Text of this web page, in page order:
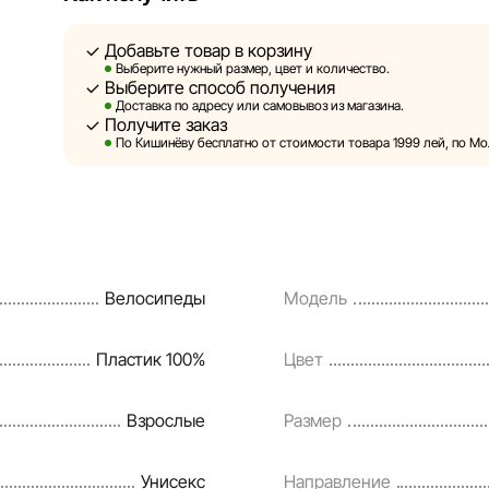
Sportlandia оставляет за собой право в
предварительного уведомления вносить
и потребительские свойства товаров.
являются смоделированными и служат
информация о товарах предоставляется в
своевременно выявлять и исправлять возможные
Добавьте товар в корзину
Выберите нужный размер, цвет и количество.
Выберите способ получения
Доставка по адресу или самовывоз из магазина.
Получите заказ
По Кишинёву бесплатно от стоимости товара 1999 лей, по
Велосипеды Модель
Пластик 100% Цвет
Взрослые Размер
Унисекс Направление